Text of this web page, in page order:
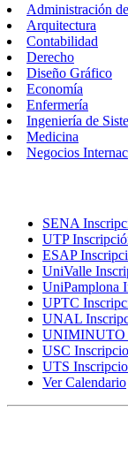
Administración
Arquitectura
Contabilidad
Derecho
Diseño Gráfico
Economía
Enfermería
Ingeniería de
Medicina
Negocios
SENA
UTP
ESAP
UniValle
UniPamplona
UPTC
UNAL
UNIMINUTO
USC
UTS
Ver Calendario